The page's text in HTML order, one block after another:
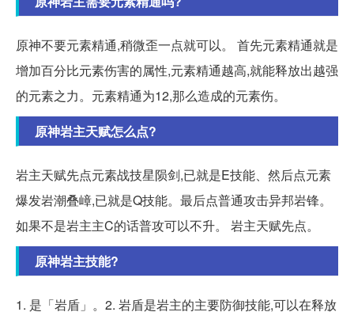
原神不要元素精通,稍微歪一点就可以。 首先元素精通就是
增加百分比元素伤害的属性,元素精通越高,就能释放出越强
的元素之力。元素精通为12,那么造成的元素伤。
原神岩主天赋怎么点?
岩主天赋先点元素战技星陨剑,已就是E技能、然后点元素
爆发岩潮叠嶂,已就是Q技能。最后点普通攻击异邦岩锋。
如果不是岩主主C的话普攻可以不升。 岩主天赋先点。
原神岩主技能?
1. 是「岩盾」。2. 岩盾是岩主的主要防御技能,可以在释放